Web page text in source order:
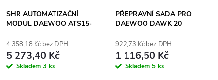
SHR AUTOMATIZAČNÍ
MODUL DAEWOO ATS15-
4 358,18 Kč bez DPH
5 273,40 Kč
Skladem 3 ks
PŘEPRAVNÍ SADA PRO
DAEWOO DAWK 20
922,73 Kč bez DPH
1 116,50 Kč
Skladem 5 ks